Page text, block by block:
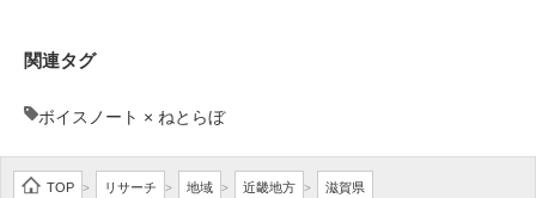
企業向けIT製品の総合サイト
関連タグ
ボイスノート × ねとらぼ
TOP > リサーチ > 地域 > 近畿地方 > 滋賀県